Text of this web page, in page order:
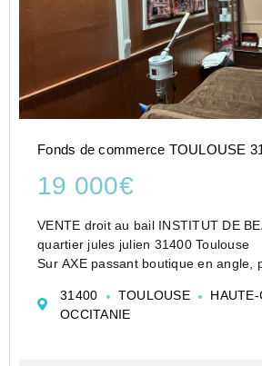
Fonds de commerce TOULOUSE
19 000€
VENTE droit au bail INSTITUT DE
quartier jules julien 31400 Toulouse
Sur AXE passant boutique en angle,
transports en commun et du Métro Jules
dispose d...
31400 TOULOUSE
OCCITANIE